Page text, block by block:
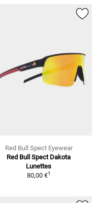
Red Bull Spect Eyewear
Red Bull Spect Dakota
Lunettes
80,00 €1